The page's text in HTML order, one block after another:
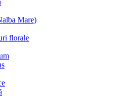
Mare)
florale